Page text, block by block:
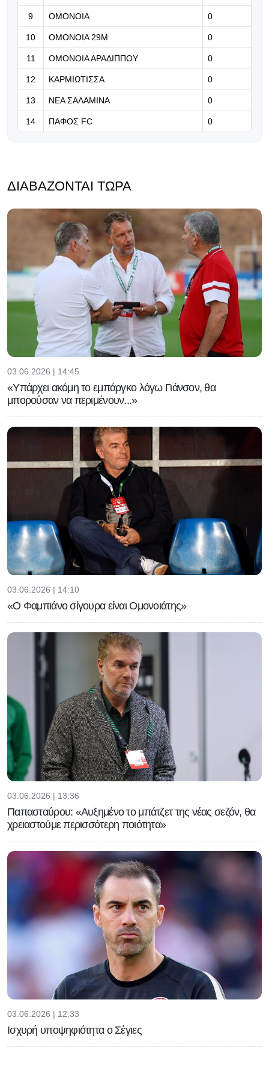
Ρόνι» (Βίντεο)
07.08.2026 | 21:24
Βραβείο ΑΝΘΡΩΠΙΑΣ για τον Τάσο
Χατζηγιοβάννη
9 ΟΜΟΝΟΙΑ 0
10 ΟΜΟΝΟΙΑ 29Μ 0
11 ΟΜΟΝΟΙΑ ΑΡΑΔΙΠΠΟΥ 0
12 ΚΑΡΜΙΩΤΙΣΣΑ 0
13 ΝΕΑ ΣΑΛΑΜΙΝΑ 0
14 ΠΑΦΟΣ FC 0
ΔΙΑΒΆΖΟΝΤΑΙ ΤΏΡΑ
03.06.2026 | 14:45
«Υπάρχει ακόμη το εμπάργκο λόγω Γιάνσον, θα
μπορούσαν να περιμένουν...»
03.06.2026 | 14:10
«Ο Φαμπιάνο σίγουρα είναι Ομονοιάτης»
03.06.2026 | 13:36
Παπασταύρου: «Αυξημένο το μπάτζετ της νέας σεζόν, θα
χρειαστούμε περισσότερη ποιότητα»
03.06.2026 | 12:33
Ισχυρή υποψηφιότητα ο Σέγιες